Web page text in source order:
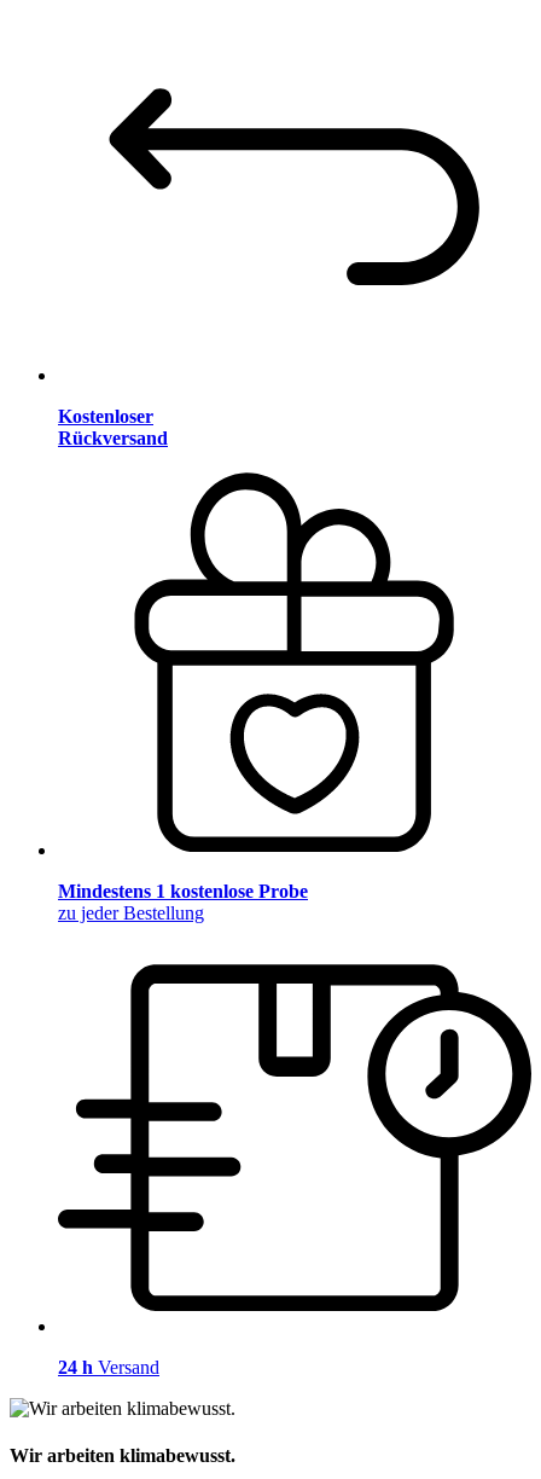
Kostenloser
Rückversand
Mindestens 1 kostenlose Probe
zu jeder Bestellung
24 h Versand
Wir arbeiten klimabewusst.